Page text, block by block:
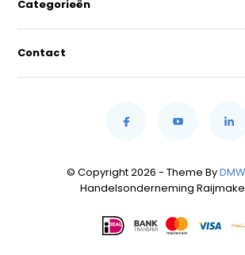
Categorieën
Contact
© Copyright 2026 - Theme By
Handelsonderneming